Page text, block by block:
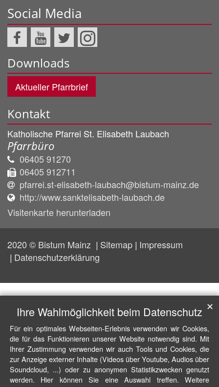
Social Media
Downloads
Aktueller Pfarrbrief
Kontakt
Katholische Pfarrei St. Elisabeth Laubach
Pfarrbüro
06405 91270
06405 912711
pfarrei.st-elisabeth-laubach@bistum-mainz.de
http://www.sanktelisabeth-laubach.de
Visitenkarte herunterladen
2020 © Bistum Mainz Sitemap Impressum
Datenschutzerklärung
Ihre Wahlmöglichkeit beim Datenschutz
Für ein optimales Webseiten-Erlebnis verwenden wir Cookies,
die für das Funktionieren unserer Website notwendig sind. Mit
Ihrer Zustimmung verwenden wir auch Tools und Cookies, die
zur Anzeige externer Inhalte (Videos über Youtube, Audios über
Soundcloud, ...) oder zu anonymen Statistikzwecken genutzt
werden. Hier können Sie eine Auswahl treffen. Weitere
✕